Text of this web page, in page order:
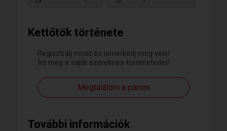
Kettőtök története
Regisztrálj most és ismerkedj meg vele!
Írd meg a saját szerelmes történetedet!
Megtalálom a párom
További információk